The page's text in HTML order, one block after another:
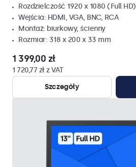
Rozdzielczość 1920 x 1080 (Full HD)
Wejścia: HDMI, VGA, BNC, RCA
Montaż: biurkowy, ścienny
Rozmiar: 318 x 200 x 33 mm
1 399,00 zł
1 720,77 zł z VAT
Szczegóły